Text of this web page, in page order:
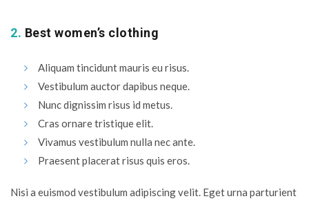
2. Best women’s clothing
Aliquam tincidunt mauris eu risus.
Vestibulum auctor dapibus neque.
Nunc dignissim risus id metus.
Cras ornare tristique elit.
Vivamus vestibulum nulla nec ante.
Praesent placerat risus quis eros.
Nisi a euismod vestibulum adipiscing velit. Eget urna parturient